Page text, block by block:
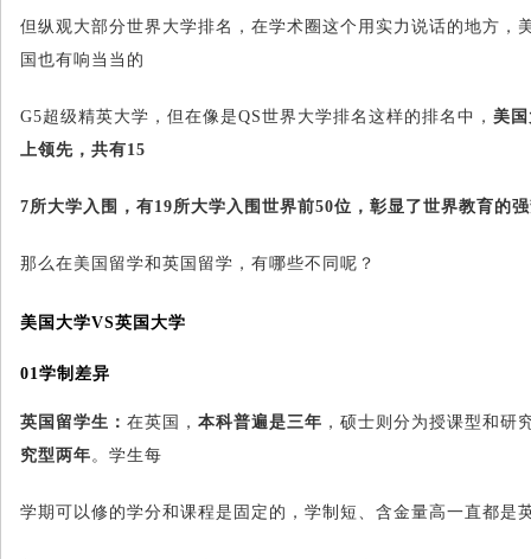
但纵观大部分世界大学排名，在学术圈这个用实力说话的地方，
国也有响当当的
G5超级精英大学，但在像是QS世界大学排名这样的排名中， 美
上领先，共有15
7所大学入围，有19所大学入围世界前50位，彰显了世界教育的
那么在美国留学和英国留学，有哪些不同呢？
美国大学VS英国大学
01学制差异
英国留学生： 在英国， 本科普遍是三年 ，硕士则分为授课型和研
究型两年。学生每
学期可以修的学分和课程是固定的，学制短、含金量高一直都是